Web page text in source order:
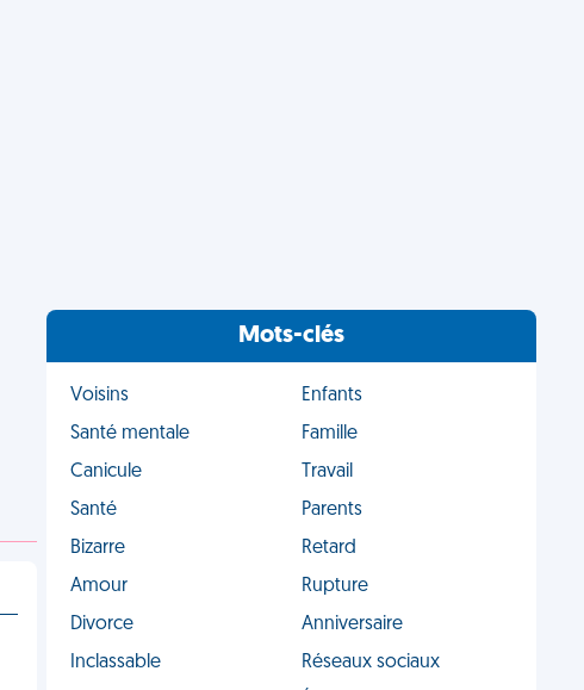
Mots-clés
Voisins
Enfants
Santé mentale
Famille
Canicule
Travail
Santé
Parents
Bizarre
Retard
Amour
Rupture
Divorce
Anniversaire
Inclassable
Réseaux sociaux